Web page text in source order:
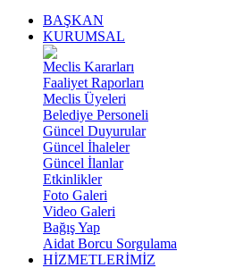
BAŞKAN
KURUMSAL
Meclis Kararları
Faaliyet Raporları
Meclis Üyeleri
Belediye Personeli
Güncel Duyurular
Güncel İhaleler
Güncel İlanlar
Etkinlikler
Foto Galeri
Video Galeri
Bağış Yap
Aidat Borcu Sorgulama
HİZMETLERİMİZ